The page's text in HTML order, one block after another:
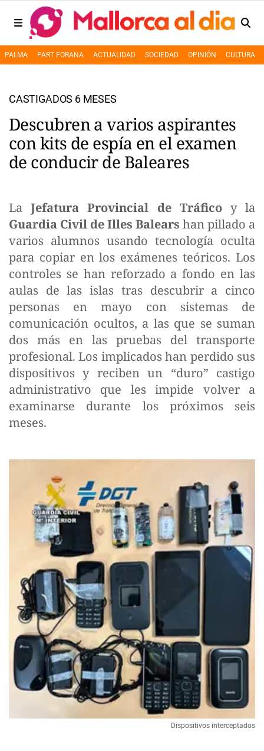
PALMA PART FORANA ACTUALIDAD SOCIEDAD OPINIÓN CULTURA
CASTIGADOS 6 MESES
Descubren a varios aspirantes
con kits de espía en el examen
de conducir de Baleares
LaJefatura Provincial de Tráficoy la
Guardia Civil de Illes Balears han pillado a
varios alumnos usando tecnología oculta
para copiar en los exámenes teóricos. Los
controles se han reforzado a fondo en las
aulas de las islas tras descubrir a cinco
personas en mayo con sistemas de
comunicación ocultos, a las que se suman
dos más en las pruebas del transporte
profesional. Los implicados han perdido sus
dispositivos y reciben un “duro” castigo
administrativo que les impide volver a
examinarse durante los próximos seis
meses.
Dispositivos interceptados